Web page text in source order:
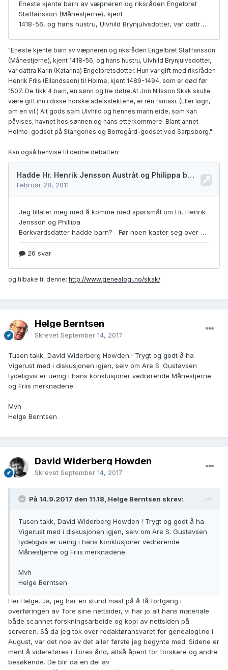
"Eneste kjente barn av væpneren og riksråden Engelbret Staffansson
(Månestjerne), kjent 1418-56, og hans hustru, Ulvhild Brynjulvsdotter,
var dattra Karin (Katarina) Engelbretsdotter. Hun var gift med riksråden
Henrik Friis (Ellandsson) til Holme, kjent 1489-1494, som er død før
1507. De fikk 4 barn, en sønn og tre døtre.At Jon Nilsson Skak skulle
være gift inn i disse norske adelsslektene, er ren fantasi. (Eller løgn,
om en vil.) Alt gods som Ulvhild og hennes mann eide, som kan
påvises, havnet hos sønnen og hans etterkommere. Blant annet
Holme-godset på Stangenes og Borregård-godset ved Sarpsborg."
Kan også henvise til denne debatten:
og tilbake til denne: http://www.genealogi.no/skak/
Helge Berntsen
Skrevet September 14, 2017
Tusen takk, David Widerberg Howden ! Trygt og godt å ha
Vigerust med i diskusjonen igjen, selv om Are S. Gustavsen
tydeligvis er uenig i hans konklusjoner vedrørende Månestjerne
og Friis merknadene.
Mvh
Helge Berntsen
David Widerberg Howden
Skrevet September 14, 2017
På 14.9.2017 den 11.18, Helge Berntsen skrev:
Tusen takk, David Widerberg Howden ! Trygt og godt å ha
Vigerust med i diskusjonen igjen, selv om Are S. Gustavsen
tydeligvis er uenig i hans konklusjoner vedrørende
Månestjerne og Friis merknadene.
Mvh
Helge Berntsen
Hei Helge. Ja, jeg har en stund mast på å få fortgang i
overføringen av Tore sine nettsider, vi har jo alt hans materiale
både scannet forskningsarbeide og kopi av nettsiden på
serveren. Så da jeg tok over redaktøransvaret for genealogi.no i
August, var det noe av det aller første jeg begynte med. Sidene er
ment å videreføres i Tores ånd, altså åpent for forskere og andre
besøkende. De blir da en del av